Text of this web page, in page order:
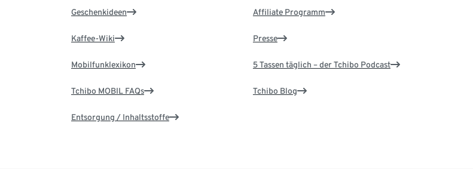
Geschenkideen
Kaffee-Wiki
Mobilfunklexikon
Tchibo MOBIL FAQs
Entsorgung / Inhaltsstoffe
Affiliate Programm
Presse
5 Tassen täglich – der Tchibo Podcast
Tchibo Blog